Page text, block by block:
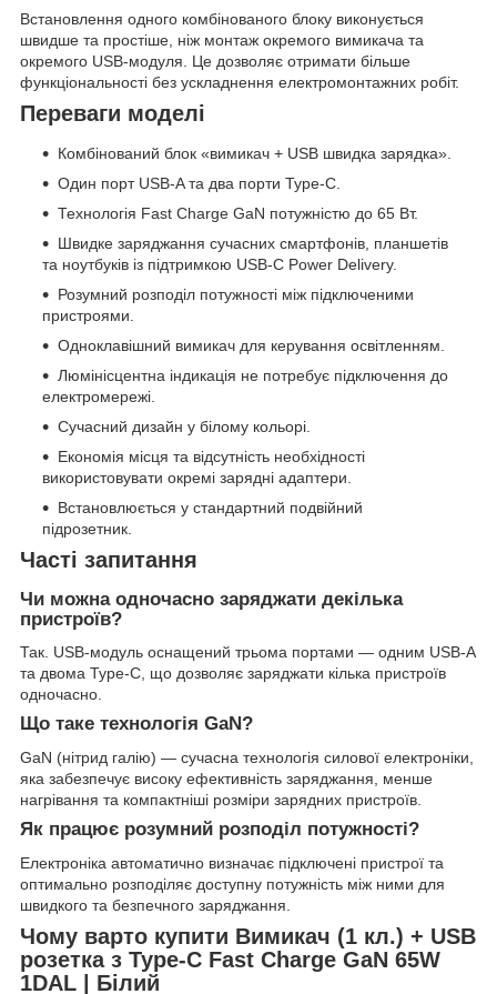
Встановлення одного комбінованого блоку виконується
швидше та простіше, ніж монтаж окремого вимикача та
окремого USB-модуля. Це дозволяє отримати більше
функціональності без ускладнення електромонтажних робіт.
Переваги моделі
Комбінований блок «вимикач + USB швидка зарядка».
Один порт USB-A та два порти Type-C.
Технологія Fast Charge GaN потужністю до 65 Вт.
Швидке заряджання сучасних смартфонів, планшетів
та ноутбуків із підтримкою USB-C Power Delivery.
Розумний розподіл потужності між підключеними
пристроями.
Одноклавішний вимикач для керування освітленням.
Люмінісцентна індикація не потребує підключення до
електромережі.
Сучасний дизайн у білому кольорі.
Економія місця та відсутність необхідності
використовувати окремі зарядні адаптери.
Встановлюється у стандартний подвійний
підрозетник.
Часті запитання
Чи можна одночасно заряджати декілька
пристроїв?
Так. USB-модуль оснащений трьома портами — одним USB-A
та двома Type-C, що дозволяє заряджати кілька пристроїв
одночасно.
Що таке технологія GaN?
GaN (нітрид галію) — сучасна технологія силової електроніки,
яка забезпечує високу ефективність заряджання, менше
нагрівання та компактніші розміри зарядних пристроїв.
Як працює розумний розподіл потужності?
Електроніка автоматично визначає підключені пристрої та
оптимально розподіляє доступну потужність між ними для
швидкого та безпечного заряджання.
Чому варто купити Вимикач (1 кл.) + USB
розетка з Type-C Fast Charge GaN 65W
1DAL | Білий